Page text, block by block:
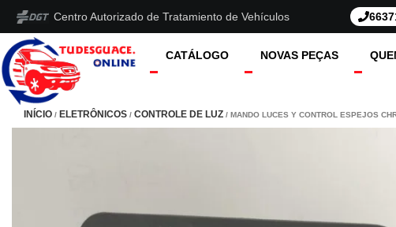
Centro Autorizado de Tratamiento de Vehículos
CATÁLOGO NOVAS PEÇAS
INÍCIO / ELETRÔNICOS / CONTROLE DE LUZ / MANDO LUCES Y CONTROL ESPEJOS